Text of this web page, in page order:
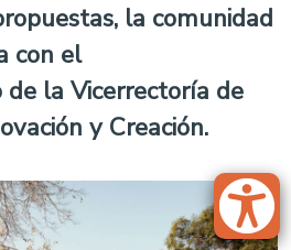
la comunidad
con el
la Vicerrectoría de
y Creación.